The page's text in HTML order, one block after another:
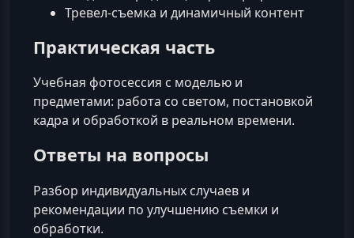
Тревел-съемка и динамичный контент
Практическая часть
Учебная фотосессия с моделью и
предметами: работа со светом, постановкой
кадра и обработкой в реальном времени.
Ответы на вопросы
Разбор индивидуальных случаев и
рекомендации по улучшению съемки и
обработки.